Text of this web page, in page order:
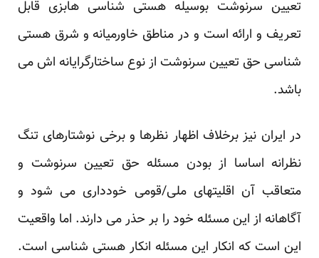
تعیین سرنوشت بوسیله هستی شناسی هابزی قابل
تعریف و ارائه است و در مناطق خاورمیانه و شرق هستی
شناسی حق تعیین سرنوشت از نوع ساختارگرایانه اش می
باشد.
در ایران نیز برخلاف اظهار نظرها و برخی نوشتارهای تنگ
نظرانه اساسا از بودن مسئله حق تعیین سرنوشت و
متعاقب آن اقلیتهای ملی/قومی خودداری می شود و
آگاهانه از این مسئله خود را بر حذر می دارند. اما واقعیت
این است که انکار این مسئله انکار هستی شناسی است.